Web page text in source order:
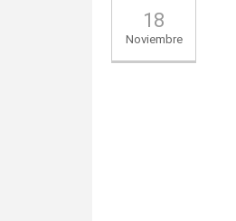
18
Noviembre